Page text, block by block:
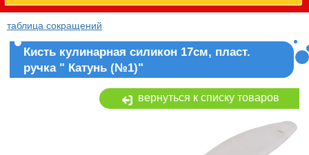
таблица сокращений
Кисть кулинарная силикон 17см, пласт.
ручка " Катунь (№1)"
вернуться к списку товаров